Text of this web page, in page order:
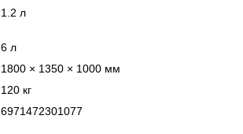
1.2 л
6 л
1800 × 1350 × 1000 мм
120 кг
6971472301077